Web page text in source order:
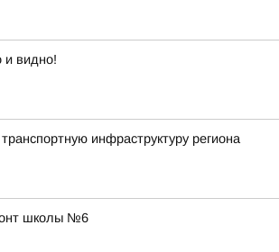
видно!
инфраструктуру региона
школы №6